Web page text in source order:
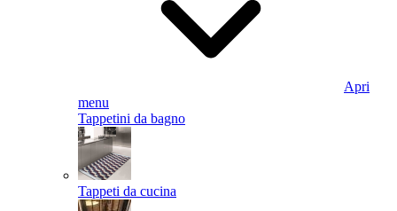
Apri
menu
Tappetini da bagno
Tappeti da cucina